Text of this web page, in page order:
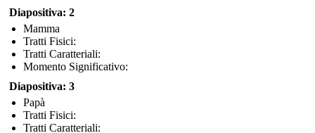
Diapositiva: 2
Mamma
Tratti Fisici:
Tratti Caratteriali:
Momento Significativo:
Diapositiva: 3
Papà
Tratti Fisici:
Tratti Caratteriali: